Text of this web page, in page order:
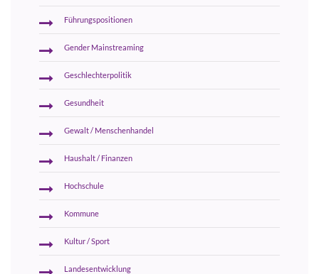
Führungspositionen
Gender Mainstreaming
Geschlechterpolitik
Gesundheit
Gewalt / Menschenhandel
Haushalt / Finanzen
Hochschule
Kommune
Kultur / Sport
Landesentwicklung